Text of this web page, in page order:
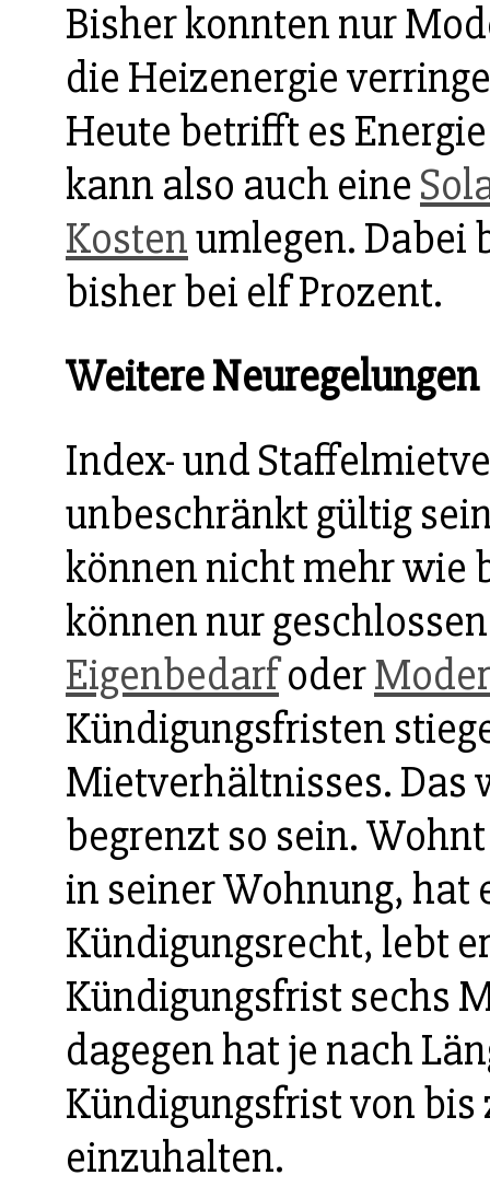
Bisher konnten nur
die Heizenergie
Heute betrifft es
kann also auch eine
Kostenumlegen. Dabei
bisher bei elf Prozent.
Weitere Neuregelungen
Index- und
unbeschränkt gültig
können nicht mehr wie
können nur
Eigenbedarfoder
Kündigungsfristen
Mietverhältnisses. Das
begrenzt so sein.
in seiner Wohnung, hat
Kündigungsrecht, lebt
Kündigungsfrist sechs
dagegen hat je nach
Kündigungsfrist von
einzuhalten.